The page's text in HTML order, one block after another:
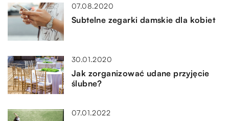
07.08.2020
Subtelne zegarki damskie dla kobiet
30.01.2020
Jak zorganizować udane przyjęcie
ślubne?
07.01.2022